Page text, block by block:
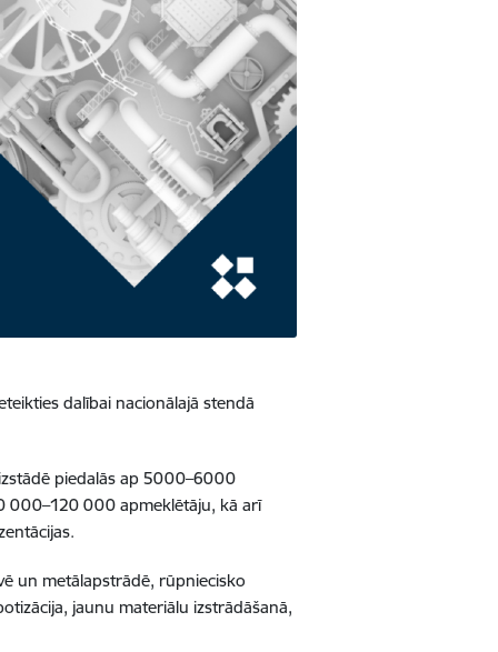
dalībai nacionālajā stendā
piedalās ap 5000–6000
000–120 000 apmeklētāju, kā arī
un metālapstrādē, rūpniecisko
jaunu materiālu izstrādāšanā,